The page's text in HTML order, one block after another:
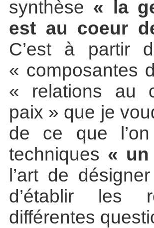
synthèse « la
est au coeur
C’est à partir
« composantes
« relations au
paix » que je
de ce que
techniques «
l’art de
d’établir les
différentes